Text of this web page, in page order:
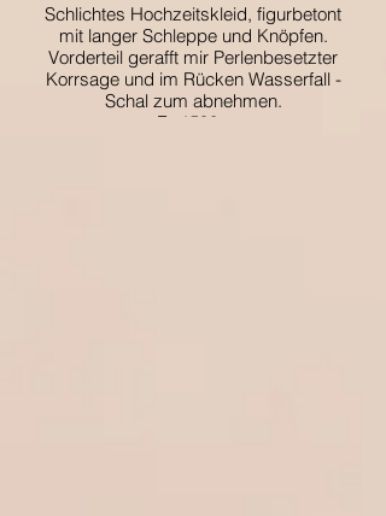
Schlichtes Hochzeitskleid, figurbetont
mit langer Schleppe und Knöpfen.
Vorderteil gerafft mir Perlenbesetzter
Korrsage und im Rücken Wasserfall -
Schal zum abnehmen.
Fr. 1590.-